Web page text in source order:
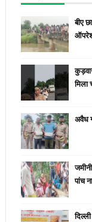
बीए
मिला
अवैध
पांच